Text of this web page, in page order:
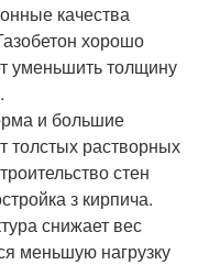
качества
хорошо
уменьшить толщину
и большие
толстых растворных
стен
з кирпича.
снижает вес
меньшую нагрузку